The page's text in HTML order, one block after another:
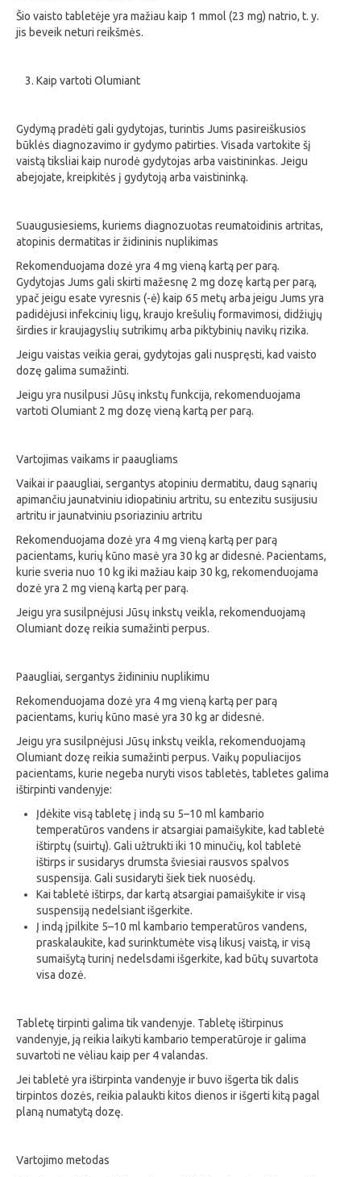
Šio vaisto tabletėje yra mažiau kaip 1 mmol (23 mg) natrio, t. y.
jis beveik neturi reikšmės.
Kaip vartoti Olumiant
Gydymą pradėti gali gydytojas, turintis Jums pasireiškusios
būklės diagnozavimo ir gydymo patirties. Visada vartokite šį
vaistą tiksliai kaip nurodė gydytojas arba vaistininkas. Jeigu
abejojate, kreipkitės į gydytoją arba vaistininką.
Suaugusiesiems, kuriems diagnozuotas reumatoidinis artritas,
atopinis dermatitas ir židininis nuplikimas
Rekomenduojama dozė yra 4 mg vieną kartą per parą.
Gydytojas Jums gali skirti mažesnę 2 mg dozę kartą per parą,
ypač jeigu esate vyresnis (-ė) kaip 65 metų arba jeigu Jums yra
padidėjusi infekcinių ligų, kraujo krešulių formavimosi, didžiųjų
širdies ir kraujagyslių sutrikimų arba piktybinių navikų rizika.
Jeigu vaistas veikia gerai, gydytojas gali nuspręsti, kad vaisto
dozę galima sumažinti.
Jeigu yra nusilpusi Jūsų inkstų funkcija, rekomenduojama
vartoti Olumiant 2 mg dozę vieną kartą per parą.
Vartojimas vaikams ir paaugliams
Vaikai ir paaugliai, sergantys atopiniu dermatitu, daug sąnarių
apimančiu jaunatviniu idiopatiniu artritu, su entezitu susijusiu
artritu ir jaunatviniu psoriaziniu artritu
Rekomenduojama dozė yra 4 mg vieną kartą per parą
pacientams, kurių kūno masė yra 30 kg ar didesnė. Pacientams,
kurie sveria nuo 10 kg iki mažiau kaip 30 kg, rekomenduojama
dozė yra 2 mg vieną kartą per parą.
Jeigu yra susilpnėjusi Jūsų inkstų veikla, rekomenduojamą
Olumiant dozę reikia sumažinti perpus.
Paaugliai, sergantys židininiu nuplikimu
Rekomenduojama dozė yra 4 mg vieną kartą per parą
pacientams, kurių kūno masė yra 30 kg ar didesnė.
Jeigu yra susilpnėjusi Jūsų inkstų veikla, rekomenduojamą
Olumiant dozę reikia sumažinti perpus. Vaikų populiacijos
pacientams, kurie negeba nuryti visos tabletės, tabletes galima
ištirpinti vandenyje:
Įdėkite visą tabletę į indą su 5–10 ml kambario
temperatūros vandens ir atsargiai pamaišykite, kad tabletė
ištirptų (suirtų). Gali užtrukti iki 10 minučių, kol tabletė
ištirps ir susidarys drumsta šviesiai rausvos spalvos
suspensija. Gali susidaryti šiek tiek nuosėdų.
Kai tabletė ištirps, dar kartą atsargiai pamaišykite ir visą
suspensiją nedelsiant išgerkite.
Į indą įpilkite 5–10 ml kambario temperatūros vandens,
praskalaukite, kad surinktumėte visą likusį vaistą, ir visą
sumaišytą turinį nedelsdami išgerkite, kad būtų suvartota
visa dozė.
Tabletę tirpinti galima tik vandenyje. Tabletę ištirpinus
vandenyje, ją reikia laikyti kambario temperatūroje ir galima
suvartoti ne vėliau kaip per 4 valandas.
Jei tabletė yra ištirpinta vandenyje ir buvo išgerta tik dalis
tirpintos dozės, reikia palaukti kitos dienos ir išgerti kitą pagal
planą numatytą dozę.
Vartojimo metodas